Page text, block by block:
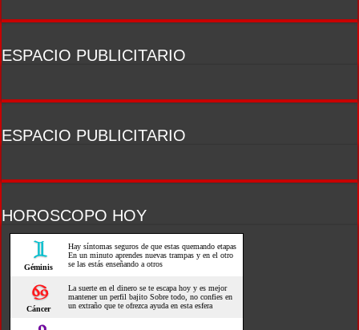
ESPACIO PUBLICITARIO
ESPACIO PUBLICITARIO
HOROSCOPO HOY